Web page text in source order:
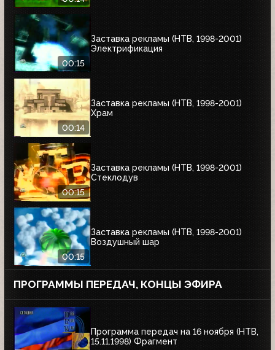
00:15
Заставка рекламы (НТВ, 1998-2001)
Электрификация
00:14
Заставка рекламы (НТВ, 1998-2001)
Храм
00:15
Заставка рекламы (НТВ, 1998-2001)
Стеклодув
00:15
Заставка рекламы (НТВ, 1998-2001)
Воздушный шар
ПРОГРАММЫ ПЕРЕДАЧ, КОНЦЫ ЭФИРА
Программа передач на 16 ноября (НТВ,
15.11.1998) Фрагмент